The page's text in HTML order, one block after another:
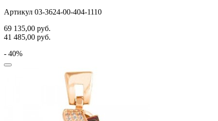
Артикул 03-3624-00-404-1110
69 135,00 руб.
41 485,00 руб.
- 40%